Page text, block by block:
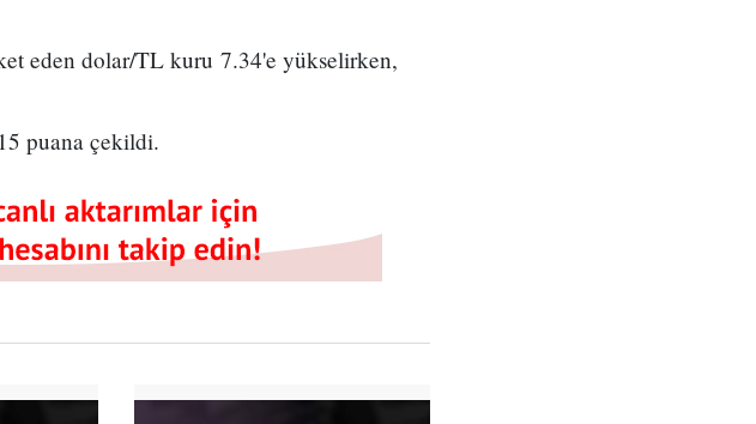
eden dolar/TL kuru 7.34'e yükselirken,
puana çekildi.